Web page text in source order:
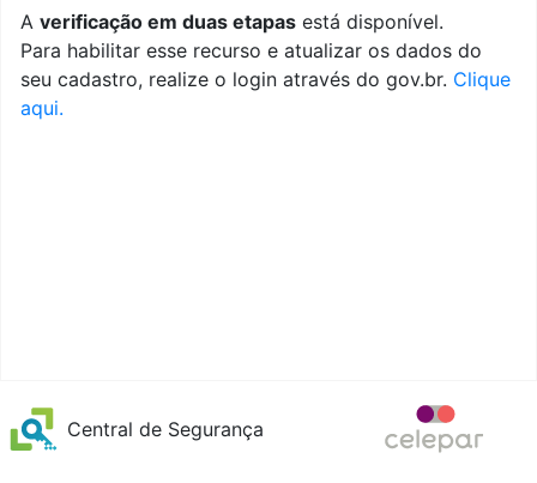
A verificação em duas etapas está disponível.
Para habilitar esse recurso e atualizar os dados do
seu cadastro, realize o login através do gov.br. Clique
aqui.
Central de Segurança